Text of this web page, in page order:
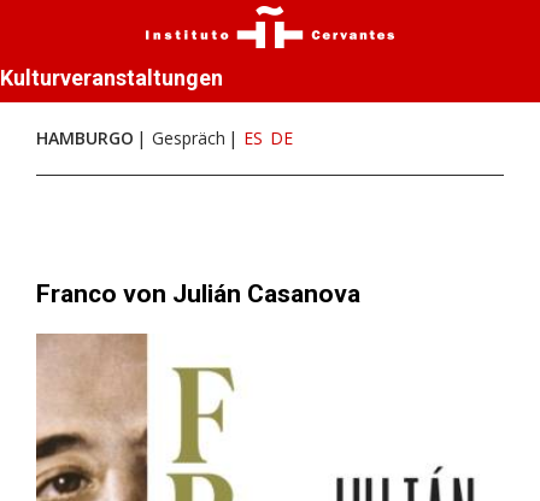
Kulturveranstaltungen
HAMBURGO Gespräch ES DE
Franco von Julián Casanova